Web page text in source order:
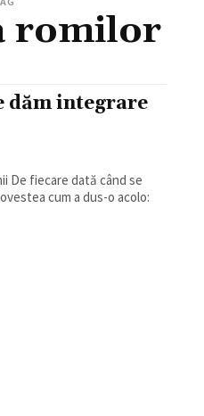
romilor
dăm integrare
cum a dus-o acolo: